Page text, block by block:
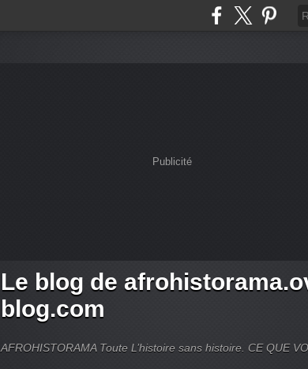
Publicité
Le blog de
blog.com
AFROHISTORAMA Toute L’histoire sans histoire. CE QUE